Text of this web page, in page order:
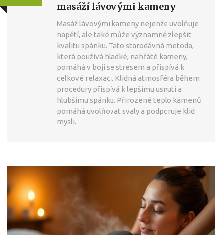
masáží lávovými kameny
Masáž lávovými kameny nejenže uvolňuje
napětí, ale také může významně zlepšit
kvalitu spánku. Tato starodávná metoda,
která používá hladké, nahřáté kameny,
pomáhá v boji se stresem a přispívá k
celkové relaxaci. Klidná atmosféra během
procedury přispívá k lepšímu usnutí a
hlubšímu spánku. Přirozené teplo kamenů
pomáhá uvolňovat svaly a podporuje klid
mysli.